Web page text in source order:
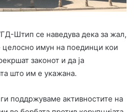
Штип се наведува дека за жал,
целосно имун на поединци кои
законот и да ја
што им е укажана.
поддржуваме активностите на